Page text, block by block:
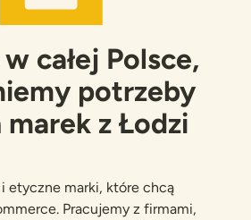
całej Polsce,
potrzeby
z Łodzi
etyczne marki, które chcą
Pracujemy z firmami,